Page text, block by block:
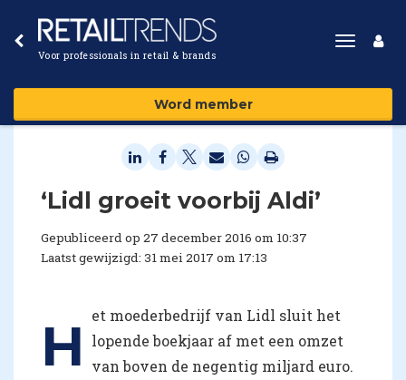
Voor professionals in retail & brands
Toggle
Word member
​‘Lidl groeit voorbij Aldi’
Gepubliceerd op 27 december 2016 om 10:37
Laatst gewijzigd: 31 mei 2017 om 17:13
H
et moederbedrijf van Lidl sluit het
lopende boekjaar af met een omzet
van boven de negentig miljard euro.